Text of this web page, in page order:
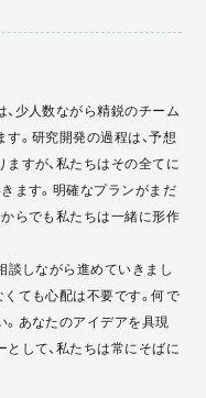
少人数ながら精鋭のチーム
。研究開発の過程は、予想
すが、私たちはその全てに
ます。明確なプランがまだ
らでも私たちは一緒に形作
談しながら進めていきまし
ても心配は不要です。何で
あなたのアイデアを具現
して、私たちは常にそばに